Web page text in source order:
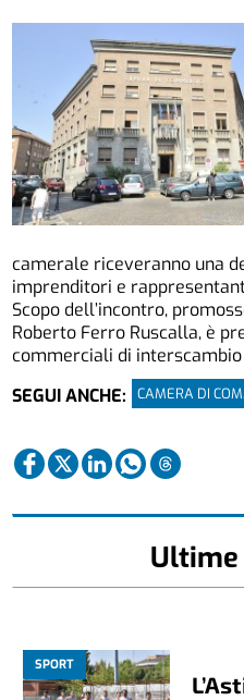
camerale riceveranno una
imprenditori e
Scopo dell’incontro,
Roberto Ferro Ruscalla, è
commerciali di
SEGUI ANCHE:
CAMERA DI
SPORT